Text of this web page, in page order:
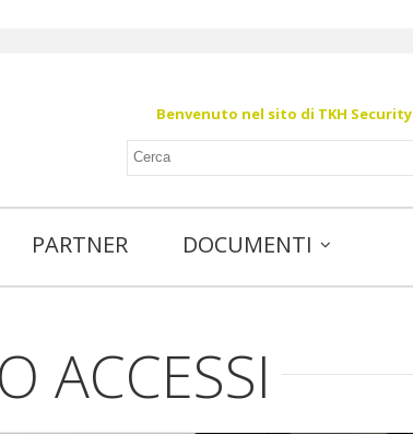
Benvenuto nel sito di TKH Security
PARTNER DOCUMENTI
ACCESSI